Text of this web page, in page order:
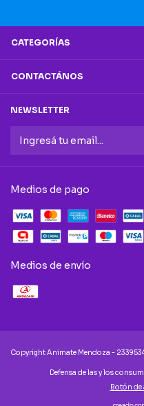
CATEGORÍAS
CONTACTÁNOS
NEWSLETTER
Medios de pago
Medios de envío
Copyright Animate Mendoza -
Defensa de las y los
Botón